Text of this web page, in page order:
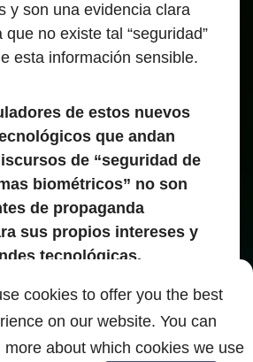
cookies to offer you the best
on our website. You can
more about which cookies we use
y son una evidencia clara
no existe tal “seguridad”
esta información sensible.
de estos nuevos
que andan
de “seguridad de
biométricos” no son
de propaganda
sus propios intereses y
tecnológicas.
de datos sensoriales
el impacto de